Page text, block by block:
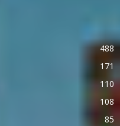
488
171
110
108
85